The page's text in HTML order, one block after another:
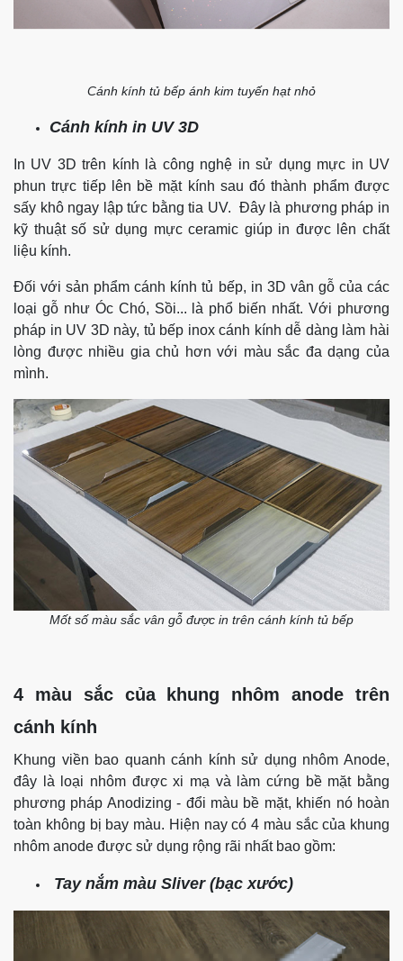
Cánh kính tủ bếp ánh kim tuyến hạt nhỏ
Cánh kính in UV 3D
​In UV 3D trên kính là công nghệ in sử dụng mực in UV
phun trực tiếp lên bề mặt kính sau đó thành phẩm được
sấy khô ngay lập tức bằng tia UV. Đây là phương pháp in
kỹ thuật số sử dụng mực ceramic giúp in được lên chất
liệu kính.
Đối với sản phẩm cánh kính tủ bếp, in 3D vân gỗ của các
loại gỗ như Óc Chó, Sồi... là phổ biến nhất. Với phương
pháp in UV 3D này, tủ bếp inox cánh kính dễ dàng làm hài
lòng được nhiều gia chủ hơn với màu sắc đa dạng của
mình.
Mốt số màu sắc vân gỗ được in trên cánh kính tủ bếp
4 màu sắc của khung nhôm anode trên
cánh kính
Khung viền bao quanh cánh kính sử dụng nhôm Anode,
đây là loại nhôm được xi mạ và làm cứng bề mặt bằng
phương pháp Anodizing - đổi màu bề mặt, khiến nó hoàn
toàn không bị bay màu. Hiện nay có 4 màu sắc của khung
nhôm anode được sử dụng rộng rãi nhất bao gồm:
Tay nắm màu Sliver (bạc xước)